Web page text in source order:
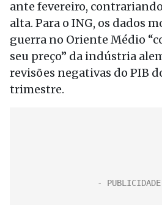
ante fevereiro,
alta. Para o ING, os dados
guerra no Oriente Médio
seu preço” da indústria
revisões negativas do PIB
trimestre.